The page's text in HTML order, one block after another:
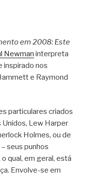
em 2008: Este
Newman interpreta
inspirado nos
e Raymond
particulares criados
Lew Harper
Holmes, ou de
seus punhos
qual, em geral, está
Envolve-se em